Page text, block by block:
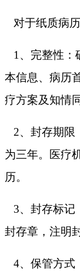
对于纸质病
1、完整性：
本信息、病历
疗方案及知情
2、封存期限
为三年。医疗
历。
3、封存标记
封存章，注明
4、保管方式